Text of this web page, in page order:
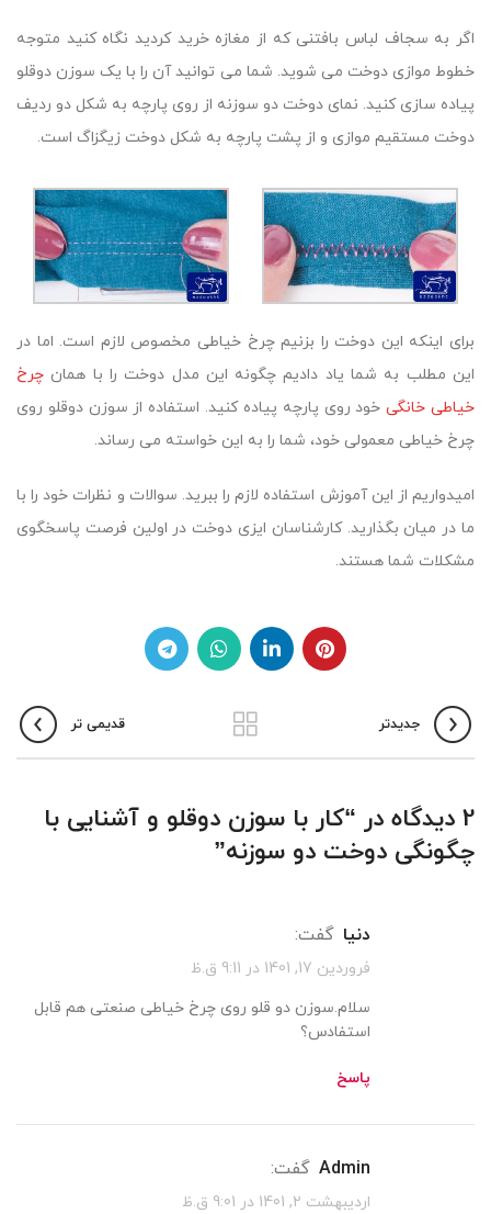
اگر به سجاف لباس بافتنی که از مغازه خرید کردید نگاه کنید متوجه
خطوط موازی دوخت می شوید. شما می توانید آن را با یک سوزن دوقلو
پیاده سازی کنید. نمای دوخت دو سوزنه از روی پارچه به شکل دو ردیف
دوخت مستقیم موازی و از پشت پارچه به شکل دوخت زیگزاگ است.
برای اینکه این دوخت را بزنیم چرخ خیاطی مخصوص لازم است. اما در
این مطلب به شما یاد دادیم چگونه این مدل دوخت را با همان چرخ
خیاطی خانگیخود روی پارچه پیاده کنید. استفاده از سوزن دوقلو روی
چرخ خیاطی معمولی خود، شما را به این خواسته می رساند.
امیدواریم از این آموزش استفاده لازم را ببرید. سوالات و نظرات خود را با
ما در ميان بگذارید. کارشناسان ایزی دوخت در اولین فرصت پاسخگوی
مشکلات شما هستند.
جدیدتر قدیمی تر
2 دیدگاه در “
کار با سوزن دوقلو و آشنایی با
چگونگی دوخت دو سوزنه”
دنیا گفت:
فروردین 17, 1401 در 9:11 ق.ظ
سلام.سوزن دو قلو روی چرخ خیاطی صنعتی هم قابل
استفادس؟
پاسخ
admin گفت:
اردیبهشت 2, 1401 در 9:01 ق.ظ